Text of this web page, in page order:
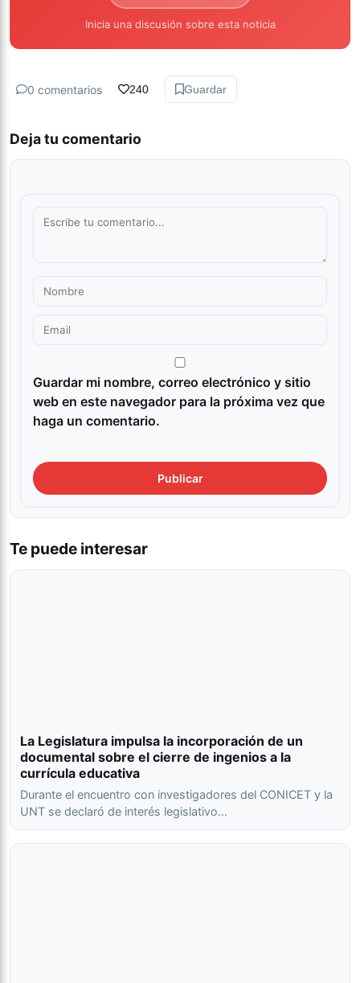
Inicia una discusión sobre esta noticia
0 comentarios 240 Guardar
Deja tu comentario
Guardar mi nombre, correo electrónico y sitio
web en este navegador para la próxima vez que
haga un comentario.
Te puede interesar
La Legislatura impulsa la incorporación de un
documental sobre el cierre de ingenios a la
currícula educativa
Durante el encuentro con investigadores del CONICET y la
UNT se declaró de interés legislativo…